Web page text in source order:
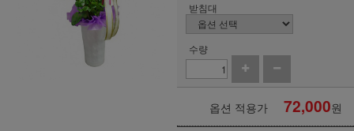
받침대
수량
옵션 적용가 72,000원